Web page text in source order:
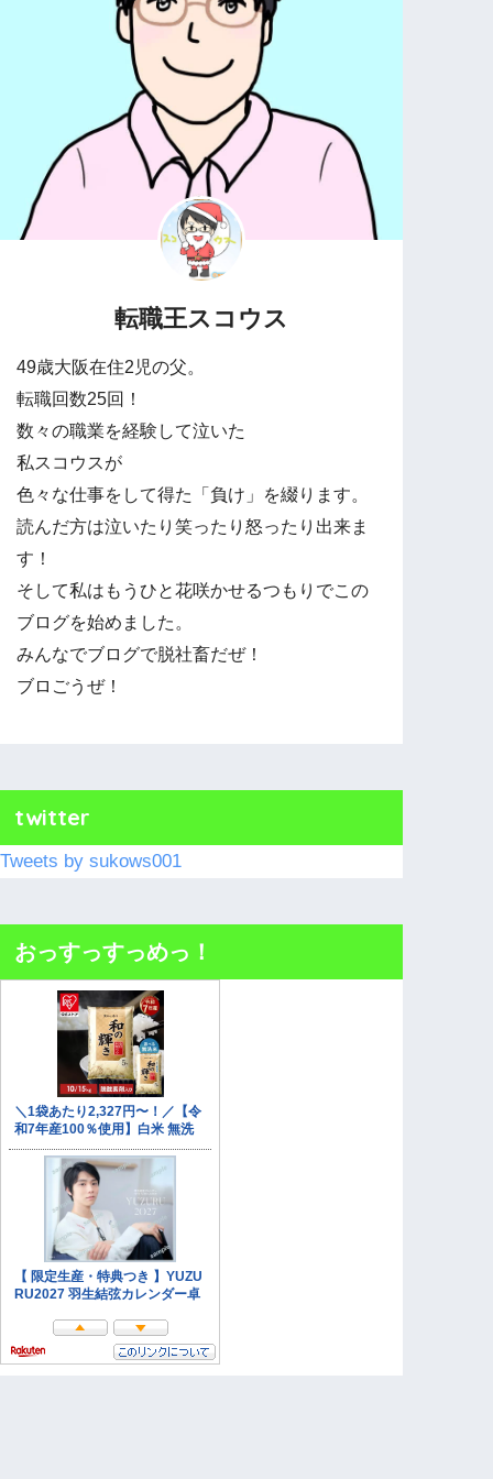
転職王スコウス
49歳大阪在住2児の父。
転職回数25回！
数々の職業を経験して泣いた
私スコウスが
色々な仕事をして得た「負け」を綴ります。
読んだ方は泣いたり笑ったり怒ったり出来ま
す！
そして私はもうひと花咲かせるつもりでこの
ブログを始めました。
みんなでブログで脱社畜だぜ！
ブロごうぜ！
twitter
Tweets by sukows001
おっすっすっめっ！